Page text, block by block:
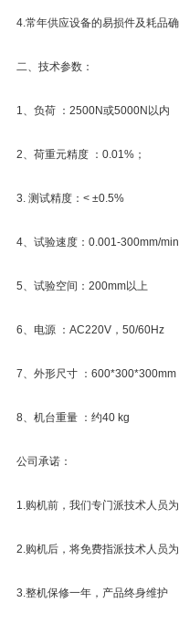
4.常年供应设备的易损件及耗品确
二、技术参数：
1、负荷 ：2500N或5000N以内
2、荷重元精度 ：0.01%；
3. 测试精度：< ±0.5%
4、试验速度：0.001-300mm/min
5、试验空间：200mm以上
6、电源 ：AC220V，50/60Hz
7、外形尺寸 ：600*300*300mm
8、机台重量 ：约40 kg
公司承诺：
1.购机前，我们专门派技术人员为
2.购机后，将免费指派技术人员为
3.整机保修一年，产品终身维护